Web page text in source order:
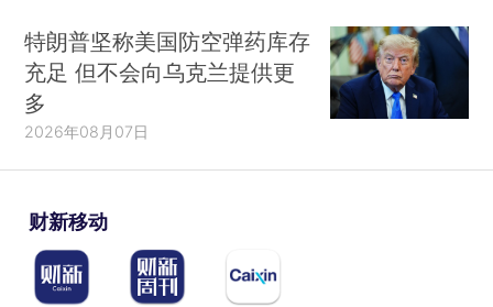
特朗普坚称美国防空弹药库存
充足 但不会向乌克兰提供更
多
2026年08月07日
财新移动